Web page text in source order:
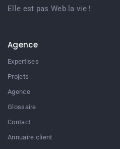
Elle est pas Web la vie !
Agence
Expertises
Projets
Agence
Glossaire
Contact
Annuaire client